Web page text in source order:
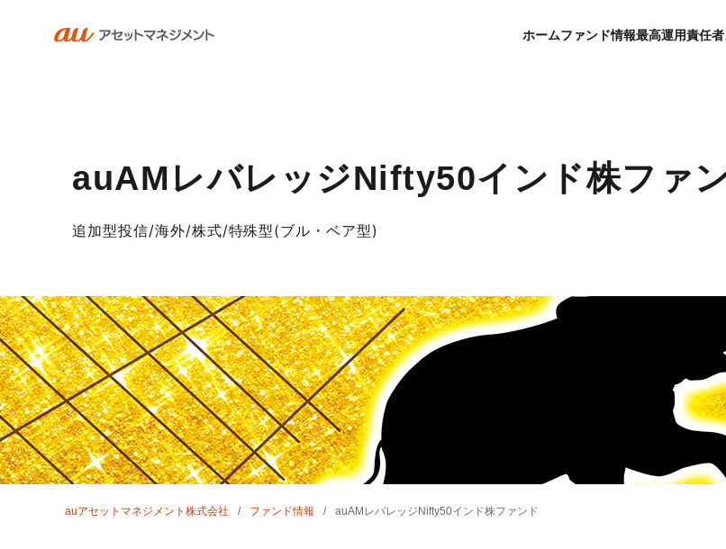
ホームファンド情報最高運用責任
auAMレバレッジNifty50インド株ファ
追加型投信/海外/株式/特殊型(ブル・ベア型)
auアセットマネジメント株式会社 ファンド情報 auAMレバレッジNifty50インド株ファンド